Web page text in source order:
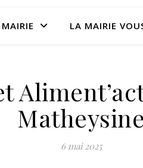
LA MAIRIE
Matheysine
6 mai 2025